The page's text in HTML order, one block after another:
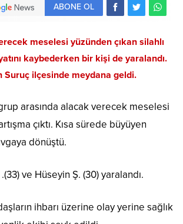
ABONE OL
meselesi yüzünden çıkan silahlı
kaybederken bir kişi de yaralandı.
Suruç ilçesinde meydana geldi.
arasında alacak verecek meselesi
çıktı. Kısa sürede büyüyen
dönüştü.
ve Hüseyin Ş. (30) yaralandı.
ihbarı üzerine olay yerine sağlık